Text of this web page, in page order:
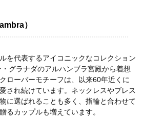
）
を代表するアイコニックなコレクション
グラナダのアルハンブラ宮殿から着想
ローバーモチーフは、以来60年近くに
され続けています。ネックレスやブレス
に選ばれることも多く、指輪と合わせて
るカップルも増えています。